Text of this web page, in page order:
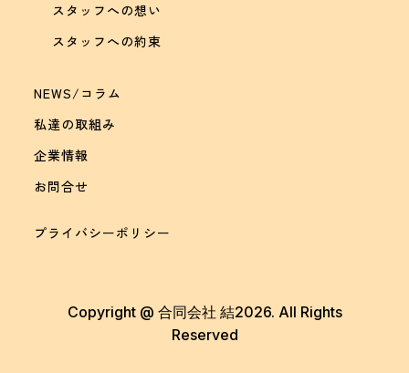
スタッフへの想い
スタッフへの約束
NEWS/コラム
私達の取組み
企業情報
お問合せ
プライバシーポリシー
Copyright @ 合同会社 結2026. All Rights
Reserved